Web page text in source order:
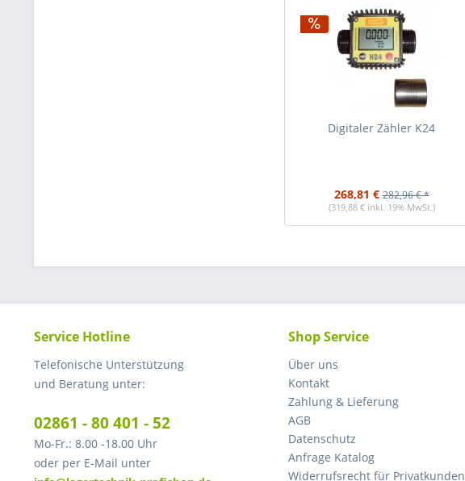
Digitaler Zähler K24
268,81 € 282,96 € *
(319,88 € inkl. 19% MwSt.)
Service Hotline
Telefonische Unterstützung
und Beratung unter:
02861 - 80 401 - 52
Mo-Fr.: 8.00 -18.00 Uhr
oder per E-Mail unter
Shop Service
Über uns
Kontakt
Zahlung & Lieferung
AGB
Datenschutz
Anfrage Katalog
Widerrufsrecht für Privatkunden